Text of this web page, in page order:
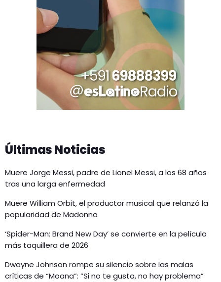
Últimas Noticias
Muere Jorge Messi, padre de Lionel Messi, a los 68 años
tras una larga enfermedad
Muere William Orbit, el productor musical que relanzó la
popularidad de Madonna
‘Spider-Man: Brand New Day’ se convierte en la película
más taquillera de 2026
Dwayne Johnson rompe su silencio sobre las malas
críticas de “Moana”: “Si no te gusta, no hay problema”